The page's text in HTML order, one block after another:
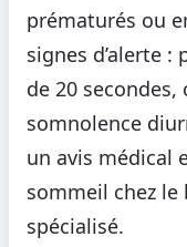
prématurés ou
signes d’alerte :
de 20
somnolence
un avis médical
sommeil chez le
spécialisé.